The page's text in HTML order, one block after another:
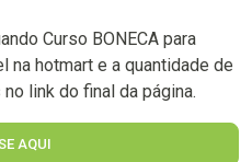
Curso BONECA para
na hotmart e a quantidade de
link do final da página.
AQUI